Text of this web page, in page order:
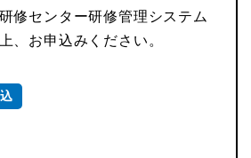
修センター研修管理システム
、お申込みください。